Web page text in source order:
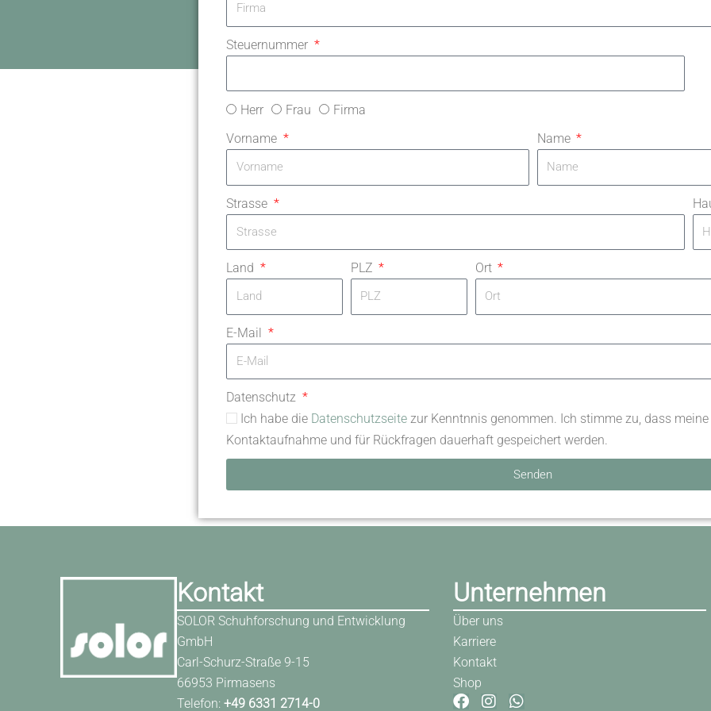
Steuernummer
Herr Frau
Firma
Vorname
Name
Strasse
Land PLZ Ort
E-Mail
Datenschutz
Ich habe die Datenschutzseite zur Kenntnnis genommen. Ich stimme zu, dass
Kontaktaufnahme und für Rückfragen dauerhaft gespeichert werden.
Senden
Kontakt
SOLOR Schuhforschung und Entwicklung
GmbH
Carl-Schurz-Straße 9-15
66953 Pirmasens
Telefon:+49 6331 2714-0
Unternehmen
Über uns
Karriere
Kontakt
Shop
F
I
W